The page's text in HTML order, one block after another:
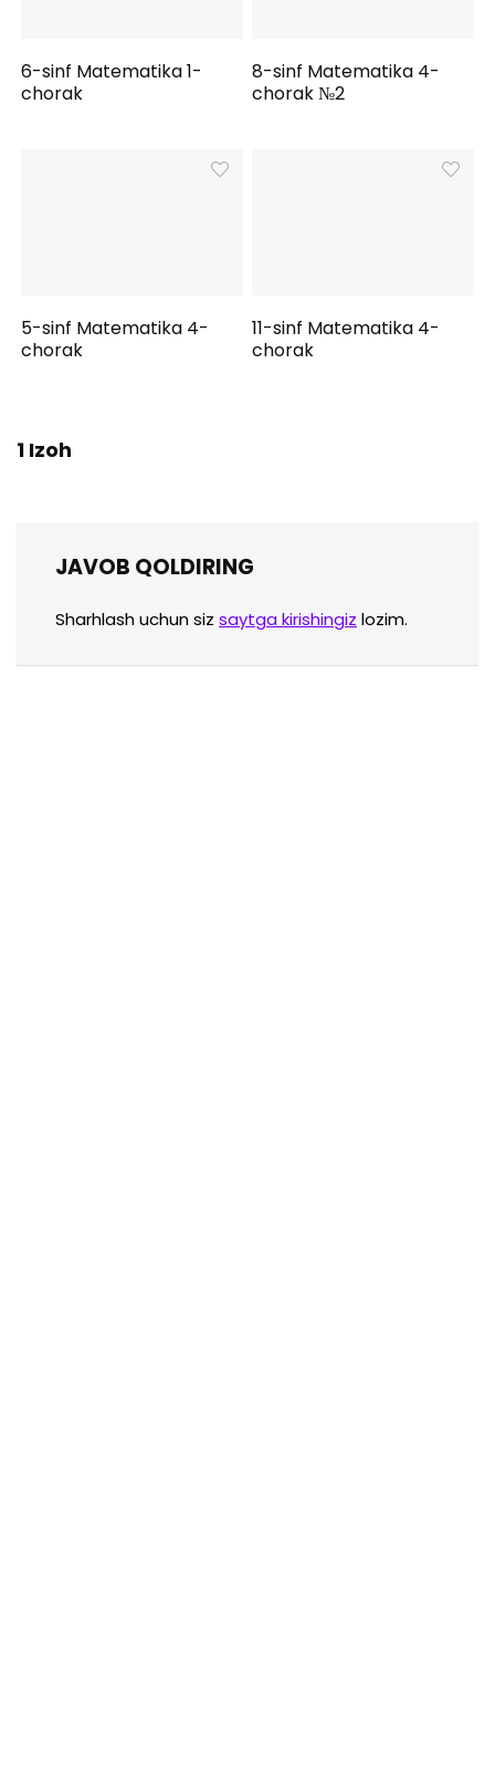
6-sinf Matematika 1-
chorak
8-sinf Matematika 4-
chorak №2
5-sinf Matematika 4-
chorak
11-sinf Matematika 4-
chorak
1 Izoh
JAVOB QOLDIRING
Sharhlash uchun siz saytga kirishingiz lozim.